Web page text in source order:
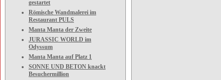
gestartet
Römische Wandmalerei im
Restaurant PULS
Manta Manta der Zweite
JURASSIC WORLD im
Odyssum
Manta Manta auf Platz 1
SONNE UND BETON knackt
Besuchermillion